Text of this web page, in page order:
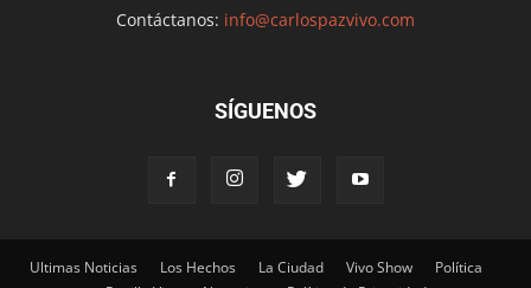
Contáctanos: info@carlospazvivo.com
SÍGUENOS
Ultimas Noticias Los Hechos La Ciudad Vivo Show
Política